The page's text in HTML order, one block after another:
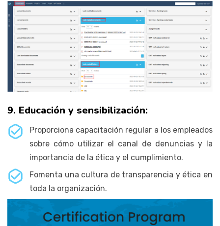
9. Educación y sensibilización:
Proporciona capacitación regular a los empleados
sobre cómo utilizar el canal de denuncias y la
importancia de la ética y el cumplimiento.
Fomenta una cultura de transparencia y ética en
toda la organización.